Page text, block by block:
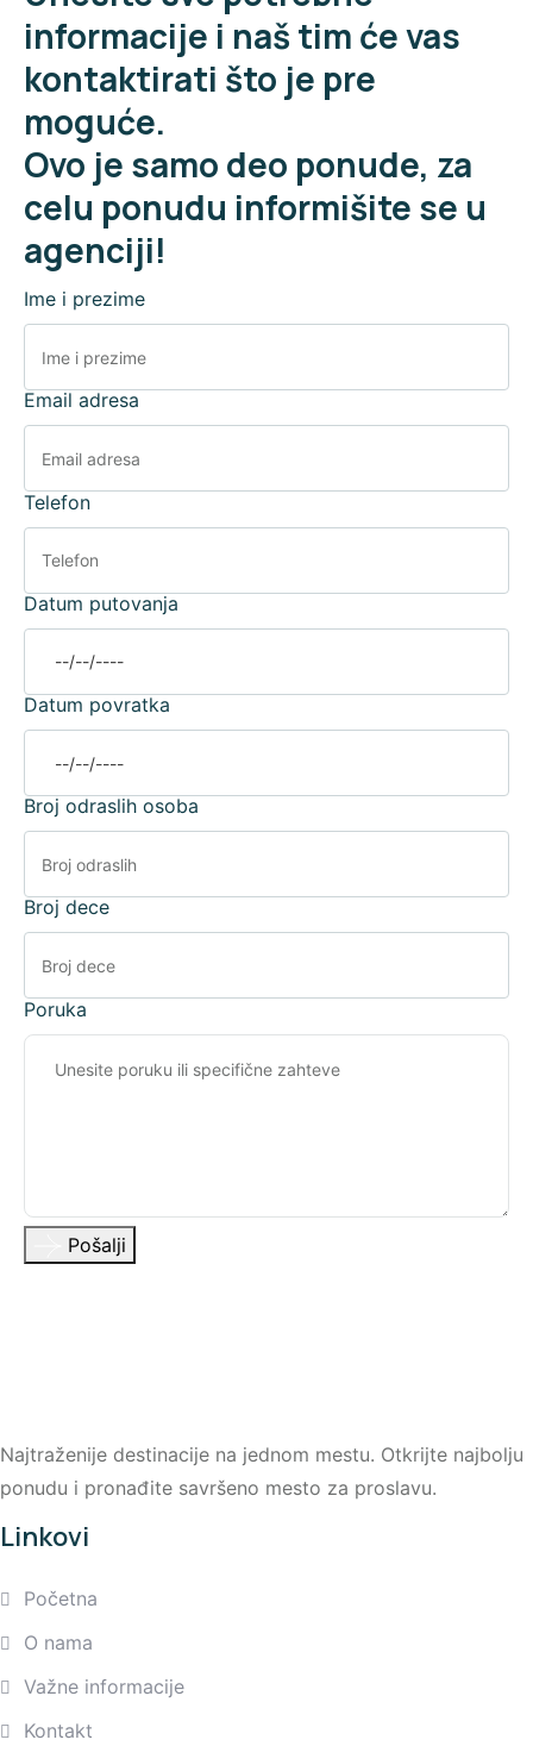
informacije i naš tim će vas
kontaktirati što je pre
moguće.
Ovo je samo deo ponude, za
celu ponudu informišite se u
agenciji!
Ime i prezime
Email adresa
Telefon
Datum putovanja
Datum povratka
Broj odraslih osoba
Broj dece
Poruka
Pošalji
Najtraženije destinacije na jednom mestu. Otkrijte najbolju
ponudu i pronađite savršeno mesto za proslavu.
Linkovi
Početna
O nama
Važne informacije
Kontakt